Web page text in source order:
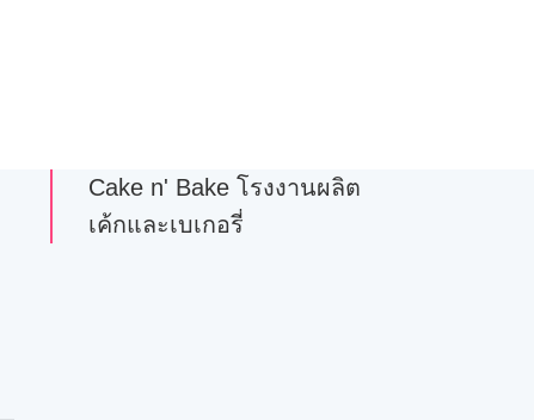
Cake n' Bake โรงงานผลิต
เค้กและเบเกอรี่